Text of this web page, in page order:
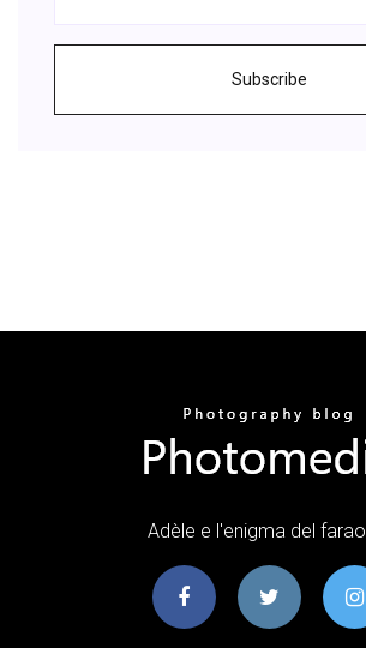
Subscribe
Adèle e l'enigma del